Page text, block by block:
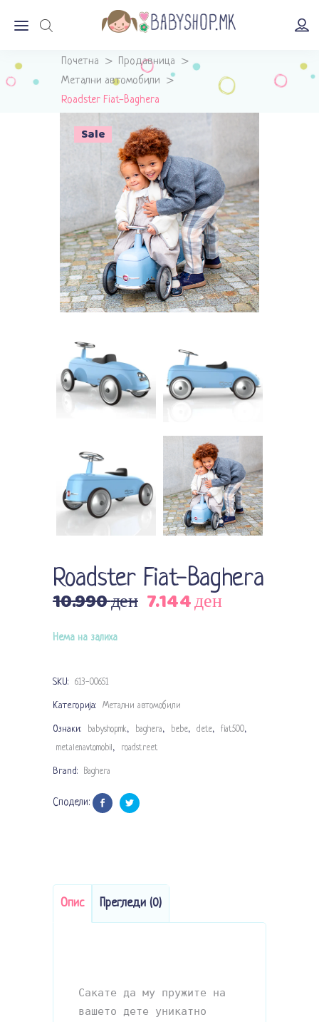
Почетна > Продавница >
Метални автомобили >
Roadster Fiat-Baghera
Sold
Sale
Roadster Fiat-Baghera
10.990ден Original
7.144денCurrent
Нема на залиха
SKU: 613-00651
Категорија: Метални автомобили
Ознаки: babyshopmk, baghera, bebe, dete, fiat500,
metalenavtomobil , roadstreet
Brand: Baghera
Сподели:
Опис Прегледи (0)
Сакате да му пружите на
вашето дете уникатно